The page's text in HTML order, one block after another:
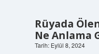
Rüyada
Ne Anlama
Tarih: Eylül 8, 2024